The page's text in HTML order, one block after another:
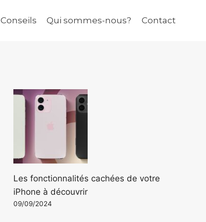
Conseils Qui sommes-nous? Contact
Les fonctionnalités cachées de votre
iPhone à découvrir
09/09/2024